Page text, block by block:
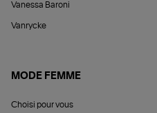
Vanessa Baroni
Vanrycke
MODE FEMME
Choisi pour vous